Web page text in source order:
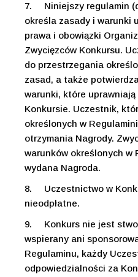
7.
Niniejszy regulamin
określa zasady i warunki
prawa i obowiązki
Zwycięzców Konkursu.
do przestrzegania
zasad, a także
warunki, które uprawniają
Konkursie. Uczestnik,
określonych w
otrzymania Nagrody.
warunków określonych w
wydana Nagroda.
8.
Uczestnictwo w
nieodpłatne.
9.
Konkurs nie jest
wspierany ani
Regulaminu, każdy
odpowiedzialności za